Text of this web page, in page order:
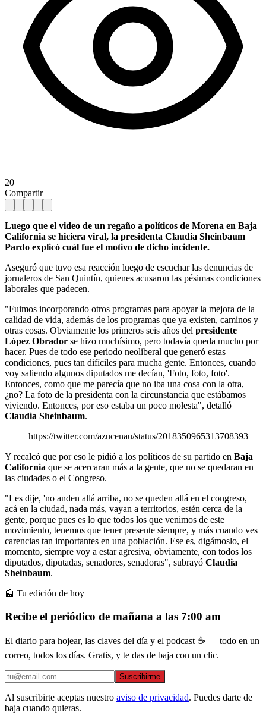
20
Compartir
Luego que el video de un regaño a políticos de Morena en Baja
California se hiciera viral, la presidenta Claudia Sheinbaum
Pardo explicó cuál fue el motivo de dicho incidente.
Aseguró que tuvo esa reacción luego de escuchar las denuncias de
jornaleros de San Quintín, quienes acusaron las pésimas condiciones
laborales que padecen.
"Fuimos incorporando otros programas para apoyar la mejora de la
calidad de vida, además de los programas que ya existen, caminos y
otras cosas. Obviamente los primeros seis años del presidente
López Obrador se hizo muchísimo, pero todavía queda mucho por
hacer. Pues de todo ese periodo neoliberal que generó estas
condiciones, pues tan difíciles para mucha gente. Entonces, cuando
voy saliendo algunos diputados me decían, 'Foto, foto, foto'.
Entonces, como que me parecía que no iba una cosa con la otra,
¿no? La foto de la presidenta con la circunstancia que estábamos
viviendo. Entonces, por eso estaba un poco molesta", detalló
Claudia Sheinbaum.
https://twitter.com/azucenau/status/2018350965313708393
Y recalcó que por eso le pidió a los políticos de su partido en Baja
California que se acercaran más a la gente, que no se quedaran en
las ciudades o el Congreso.
"Les dije, 'no anden allá arriba, no se queden allá en el congreso,
acá en la ciudad, nada más, vayan a territorios, estén cerca de la
gente, porque pues es lo que todos los que venimos de este
movimiento, tenemos que tener presente siempre, y más cuando ves
carencias tan importantes en una población. Ese es, digámoslo, el
momento, siempre voy a estar agresiva, obviamente, con todos los
diputados, diputadas, senadores, senadoras", subrayó Claudia
Sheinbaum.
📰 Tu edición de hoy
Recibe el periódico de mañana a las 7:00 am
El diario para hojear, las claves del día y el podcast ☕ — todo en un
correo, todos los días. Gratis, y te das de baja con un clic.
Suscribirme
Al suscribirte aceptas nuestro aviso de privacidad. Puedes darte de
baja cuando quieras.